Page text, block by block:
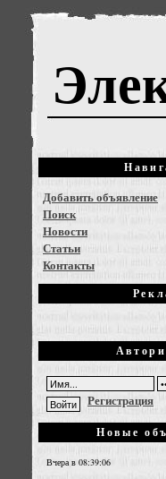
Добавить объявление
Поиск
Новости
Статьи
Контакты
Регистрация
Новые
Вчера в 08:39:06